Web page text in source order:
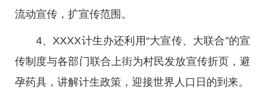
流动宣传，扩宣传范围。
4、XXXX计生办还利用“大宣传、大联合”的宣
传制度与各部门联合上街为村民发放宣传折页，避
孕药具，讲解计生政策，迎接世界人口日的到来。